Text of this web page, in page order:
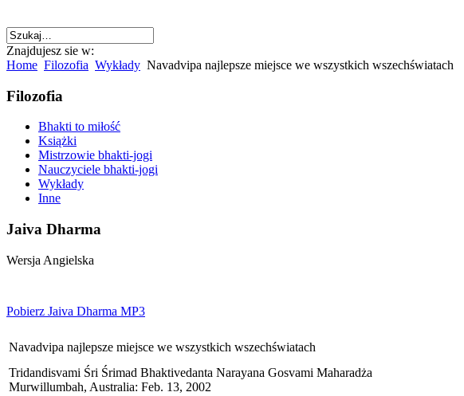
Znajdujesz sie w:
Home Filozofia Wykłady Navadvipa najlepsze miejsce we wszystkich wszechświatach
Filozofia
Bhakti to miłość
Książki
Mistrzowie bhakti-jogi
Nauczyciele bhakti-jogi
Wykłady
Inne
Jaiva Dharma
Wersja Angielska
Pobierz Jaiva Dharma MP3
Navadvipa najlepsze miejsce we wszystkich wszechświatach
Tridandisvami Śri Śrimad Bhaktivedanta Narayana Gosvami Maharadża
Murwillumbah, Australia: Feb. 13, 2002